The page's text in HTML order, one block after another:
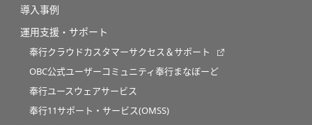
導入事例
運用支援・サポート
奉行クラウドカスタマーサクセス＆サポート
OBC公式ユーザーコミュニティ奉行まなぼーど
奉行ユースウェアサービス
奉行11サポート・サービス(OMSS)